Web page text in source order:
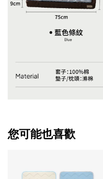
您可能也喜歡